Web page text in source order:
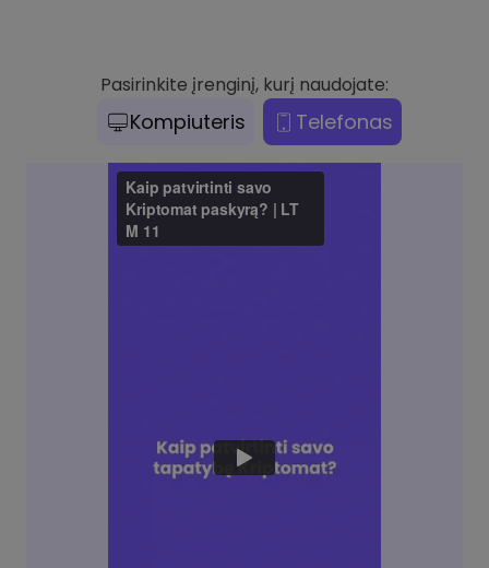
Pasirinkite įrenginį, kurį naudojate:
Kompiuteris Telefonas